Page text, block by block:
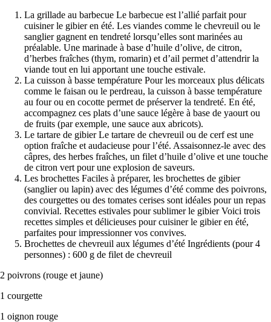
La grillade au barbecue Le barbecue est l’allié parfait pour
cuisiner le gibier en été. Les viandes comme le chevreuil ou le
sanglier gagnent en tendreté lorsqu’elles sont marinées au
préalable. Une marinade à base d’huile d’olive, de citron,
d’herbes fraîches (thym, romarin) et d’ail permet d’attendrir la
viande tout en lui apportant une touche estivale.
La cuisson à basse température Pour les morceaux plus délicats
comme le faisan ou le perdreau, la cuisson à basse température
au four ou en cocotte permet de préserver la tendreté. En été,
accompagnez ces plats d’une sauce légère à base de yaourt ou
de fruits (par exemple, une sauce aux abricots).
Le tartare de gibier Le tartare de chevreuil ou de cerf est une
option fraîche et audacieuse pour l’été. Assaisonnez-le avec des
câpres, des herbes fraîches, un filet d’huile d’olive et une touche
de citron vert pour une explosion de saveurs.
Les brochettes Faciles à préparer, les brochettes de gibier
(sanglier ou lapin) avec des légumes d’été comme des poivrons,
des courgettes ou des tomates cerises sont idéales pour un repas
convivial. Recettes estivales pour sublimer le gibier Voici trois
recettes simples et délicieuses pour cuisiner le gibier en été,
parfaites pour impressionner vos convives.
Brochettes de chevreuil aux légumes d’été Ingrédients (pour 4
personnes) : 600 g de filet de chevreuil
2 poivrons (rouge et jaune)
1 courgette
1 oignon rouge